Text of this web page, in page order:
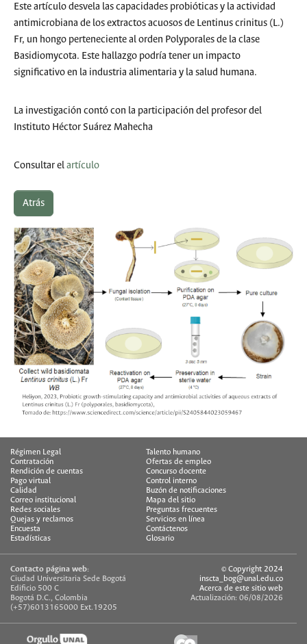
Este artículo desvela las capacidades probióticas y la actividad
antimicrobiana de los extractos acuosos de Lentinus crinitus (L.)
Fr, un hongo perteneciente al orden Polyporales de la clase
Basidiomycota. Este hallazgo podría tener un impacto
significativo en la industria alimentaria y la salud humana.
La investigación contó con la participación del profesor del
Instituto Héctor Suárez Mahecha
Consultar elartículo
Atrás
Régimen Legal
Talento humano
Contratación
Ofertas de empleo
Rendición de cuentas
Concurso docente
Pago virtual
Control interno
Calidad
Buzón de notificaciones
Correo institucional
Mapa del sitio
Redes sociales
Preguntas frecuentes
Quejas y reclamos
Servicios en línea
Encuesta
Contáctenos
Estadísticas
Glosario
Contacto página web:
Ciudad Universitaria Sede Bogotá
Edificio 500 C
Bogotá D.C., Colombia
(+57)6013165000 Ext.19205
© Copyright 2024
inscta_bog@unal.edu.co
Acerca de este sitio web
Actualización: 06/08/2026